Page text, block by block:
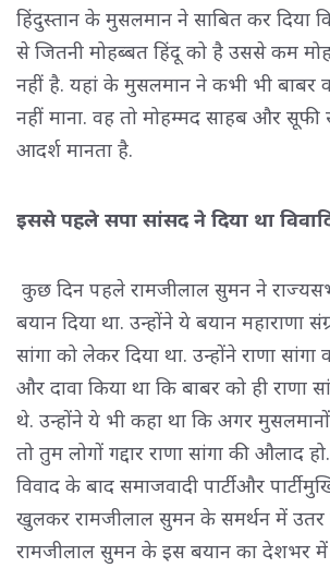
हिंदुस्तान के मुसलमान ने साबित कर दिया
से जितनी मोहब्बत हिंदू को है उससे कम
नहीं है. यहां के मुसलमान ने कभी भी बाबर
नहीं माना. वह तो मोहम्मद साहब और
आदर्श मानता है.
इससे पहले सपा सांसद ने दिया था
कुछ दिन पहले रामजीलाल सुमन ने
बयान दिया था. उन्होंने ये बयान महाराणा
सांगा को लेकर दिया था. उन्होंने राणा सांगा
और दावा किया था कि बाबर को ही राणा
थे. उन्होंने ये भी कहा था कि अगर
तो तुम लोगों गद्दार राणा सांगा की औलाद
विवाद के बाद समाजवादी पार्टी और पार्टी
खुलकर रामजीलाल सुमन के समर्थन में
रामजीलाल सुमन के इस बयान का देशभर में